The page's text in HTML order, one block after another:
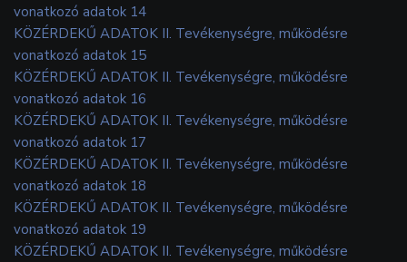
vonatkozó adatok 14
KÖZÉRDEKŰ ADATOK II. Tevékenységre, működésre
vonatkozó adatok 15
KÖZÉRDEKŰ ADATOK II. Tevékenységre, működésre
vonatkozó adatok 16
KÖZÉRDEKŰ ADATOK II. Tevékenységre, működésre
vonatkozó adatok 17
KÖZÉRDEKŰ ADATOK II. Tevékenységre, működésre
vonatkozó adatok 18
KÖZÉRDEKŰ ADATOK II. Tevékenységre, működésre
vonatkozó adatok 19
KÖZÉRDEKŰ ADATOK II. Tevékenységre, működésre